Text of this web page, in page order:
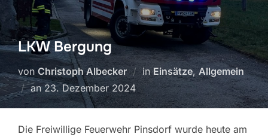
LKW Bergung
von Christoph Albecker inEinsätze,Allgemein
anVeröffentlicht
am
23. Dezember 2024
Die Freiwillige Feuerwehr Pinsdorf wurde heute am